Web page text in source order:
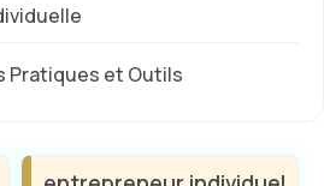
Pratiques et Outils